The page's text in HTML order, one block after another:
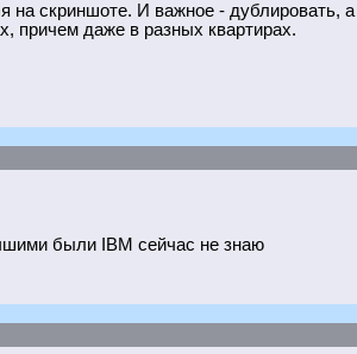
скриншоте. И важное - дублировать,
причем даже в разных квартирах.
были IBM сейчас не знаю